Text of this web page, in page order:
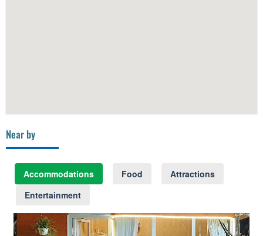
Near by
Accommodations Food
Attractions
Entertainment